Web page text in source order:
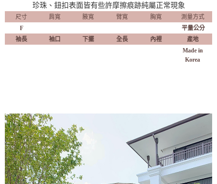
珍珠、鈕扣表面皆有些許摩擦痕跡純屬正常現象
尺寸 肩寬 腋寬 臂寬 胸寬
測量方式
F
平量公分
袖長
袖口 下擺 全長 內裡
產地
Made in
Korea